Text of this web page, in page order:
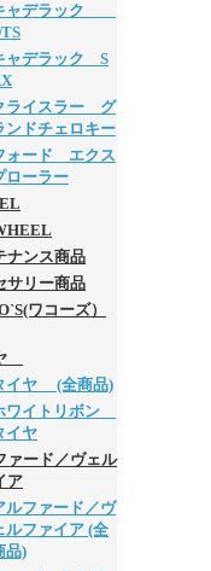
ャデラック
ャデラック S
ライスラー グ
ンドチェロキー
ォード エクス
ローラー
ナンス商品
サリー商品
ワコーズ）
イヤ (全商品)
ワイトリボン
イヤ
ァード／ヴェル
ア
ルファード／ヴ
ルファイア (全
品)